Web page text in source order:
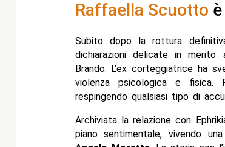
Raffaella Scuotto
Subito dopo la rottura
dichiarazioni delicate in
Brando. L’ex corteggiatrice ha
violenza psicologica e fisica.
respingendo qualsiasi tipo di
Archiviata la relazione con
piano sentimentale, vivendo